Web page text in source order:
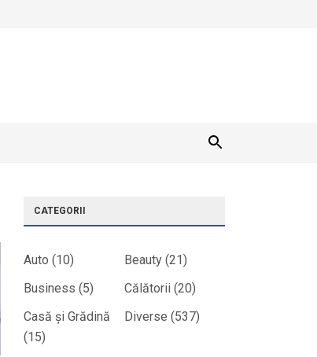
CATEGORII
Auto (10) Beauty(21)
Business (5) Călătorii(20)
Casă și Grădină
(15)
Diverse (537)